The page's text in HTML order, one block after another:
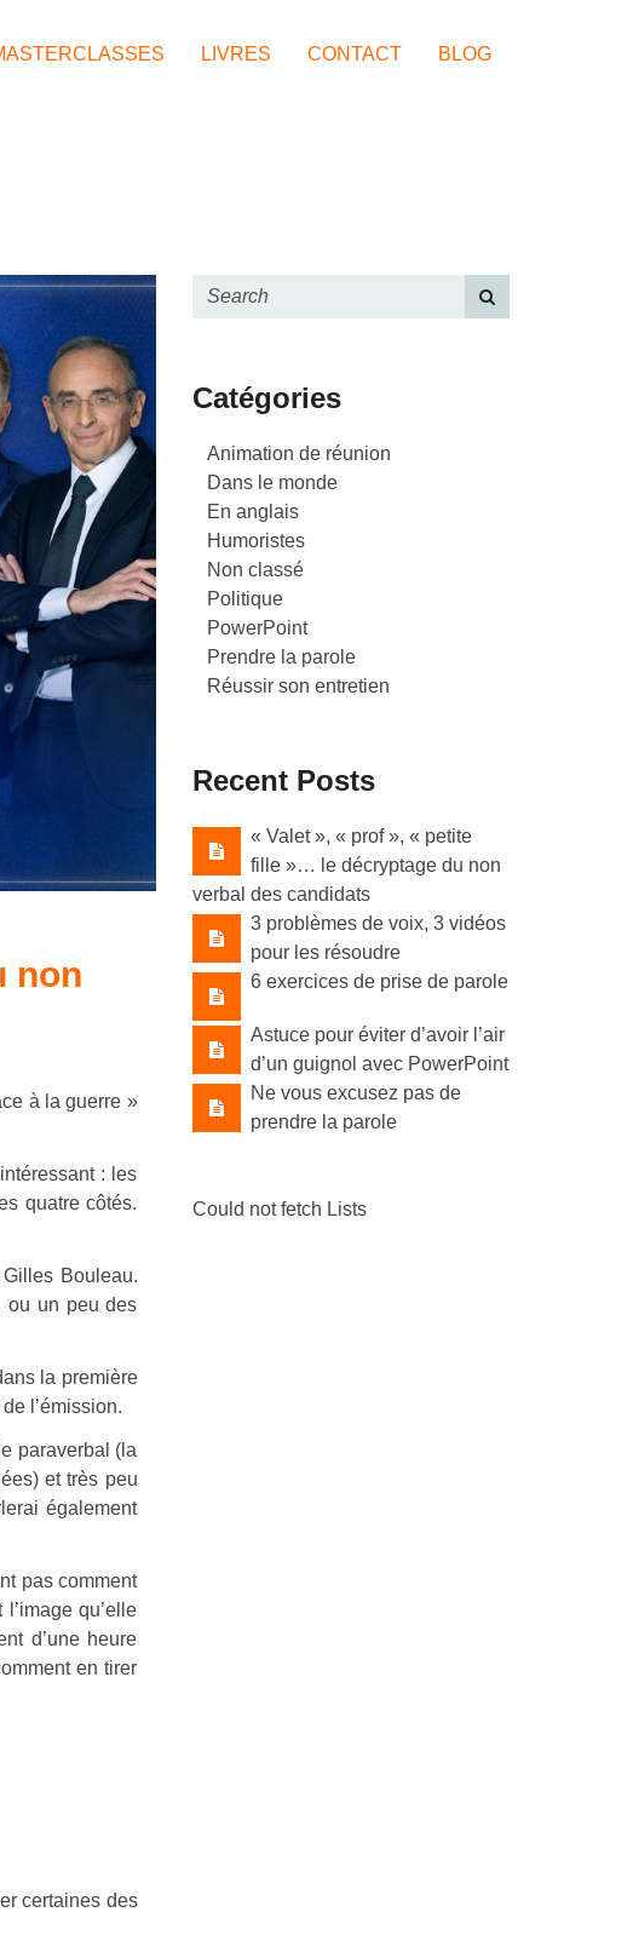
LIVRES CONTACT BLOG
non
à la guerre »
: les
quatre côtés.
Bouleau.
ou un peu des
la première
l’émission.
paraverbal (la
et très peu
également
pas comment
qu’elle
d’une heure
en tirer
certaines des
Catégories
Animation de réunion
Dans le monde
En anglais
Humoristes
Non classé
Politique
PowerPoint
Prendre la parole
Réussir son entretien
Recent Posts
« Valet »​, « prof »​, « petite
fille »​… le décryptage du non
verbal des candidats
3 problèmes de voix, 3 vidéos
pour les résoudre
6 exercices de prise de parole
Astuce pour éviter d’avoir l’air
d’un guignol avec PowerPoint
Ne vous excusez pas de
prendre la parole
Could not fetch Lists